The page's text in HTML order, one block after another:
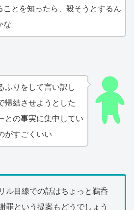
ことを知ったら、殺そうとするん
な
ふりをして言い訳し
帰結させようとした
との事実に集中してい
がすごくいい
ル目線での話はちょっと鵜呑
罪という提案もどうでしょう